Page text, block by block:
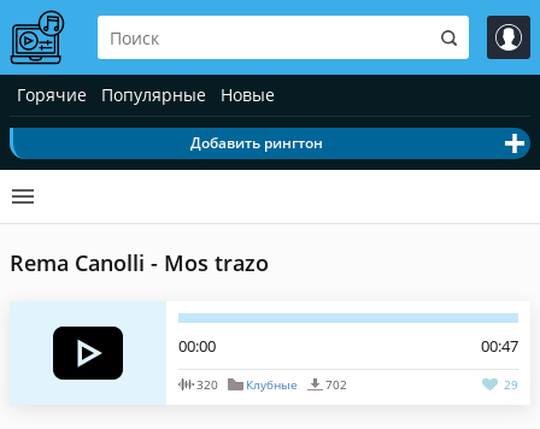
Горячие Популярные Новые
Добавить рингтон
Rema Canolli - Mos trazo
00:00 00:47
320 Клубные 702 29